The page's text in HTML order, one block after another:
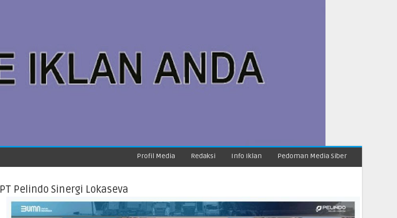
Profil Media Redaksi Info Iklan Pedoman Media Siber
PT Pelindo Sinergi Lokaseva